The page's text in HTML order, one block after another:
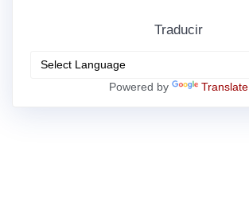
Traducir
Powered by Translate